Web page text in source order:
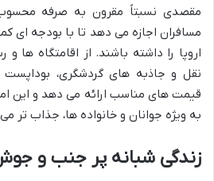
مقصدی نسبتاً مقرون به صرفه
مسافران اجازه می دهد تا با بودجه ای
اروپا را داشته باشند. از اقامتگاه ها
نقل و جاذبه های گردشگری، بوداپست
قیمت های مناسب ارائه می دهد و این
به ویژه جوانان و خانواده ها، جذاب تر
زندگی شبانه پر جنب و